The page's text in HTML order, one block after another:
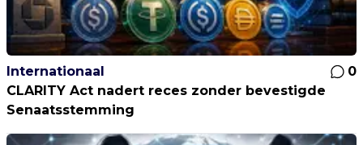
Internationaal
0
CLARITY Act nadert reces zonder bevestigde
Senaatsstemming